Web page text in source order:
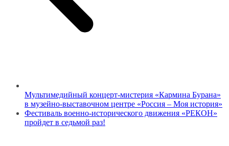
Мультимедийный концерт-мистерия «Кармина Бурана»
в музейно-выставочном центре «Россия – Моя история»
Фестиваль военно-исторического движения «РЕКОН»
пройдет в седьмой раз!